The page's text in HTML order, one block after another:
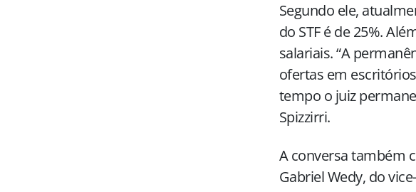
Segundo ele,
do STF é de 25%.
salariais. “A
ofertas em
tempo o juiz
Spizzirri.
A conversa também
Gabriel Wedy, do